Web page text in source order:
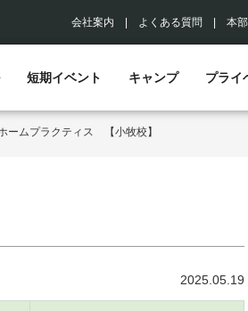
会社案内 よくある質問 本
短期イベント キャンプ プライ
ームプラクティス 【小牧校】
2025.05.19